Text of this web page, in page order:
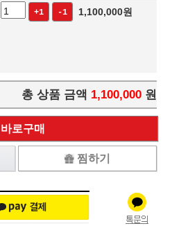
+1 -1 1,100,000원
총 상품 금액 1,100,000 원
바로구매
찜하기